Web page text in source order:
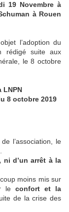
19 Novembre à
à Rouen
l’adoption du
rédigé suite aux
le 8 octobre
LNPN
8 octobre 2019
l’association, le
ni d’un arrêt à la
moins mis sur
le confort et la
de la crise des